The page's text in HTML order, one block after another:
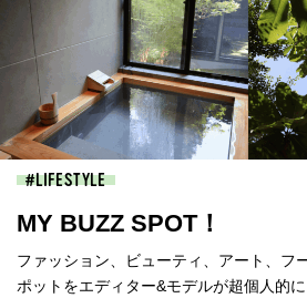
LIFESTYLE
MY BUZZ SPOT！
ファッション、ビューティ、アート、フ
ポットをエディター&モデルが超個人的